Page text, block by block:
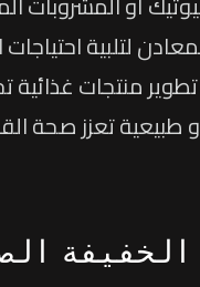
لتلبية
منتجات غذائية
طبيعية تعزز صحة
الخفيفة